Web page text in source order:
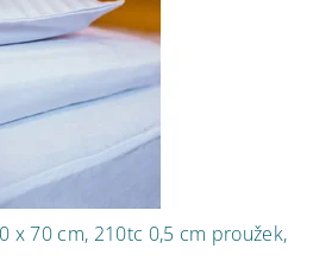
x 70 cm, 210tc 0,5 cm proužek,